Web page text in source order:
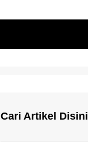
Cari Artikel Disini